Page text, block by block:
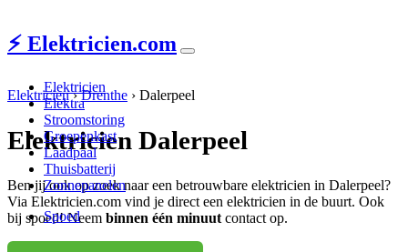
⚡ Elektricien.com
Elektricien
Elektra
Stroomstoring
Groepenkast
Laadpaal
Thuisbatterij
Zonnepanelen
Spoed
Elektricien›Drenthe › Dalerpeel
Elektricien Dalerpeel
Ben jij ook op zoek naar een betrouwbare elektricien in Dalerpeel?
Via Elektricien.com vind je direct een elektricien in de buurt. Ook
bij spoed! Neem binnen één minuut contact op.